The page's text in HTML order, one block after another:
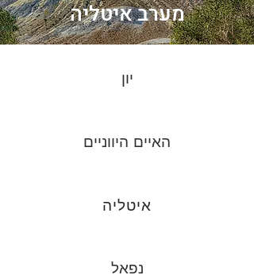
מערב איטליה
יון
האיים היווניים
איטליה
נפאל